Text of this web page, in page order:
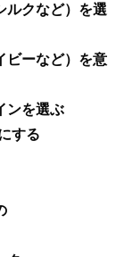
ルクなど）を選
ビーなど）を意
ンを選ぶ
する